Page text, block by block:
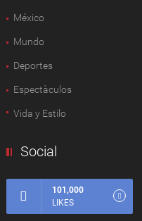
México
Mundo
Deportes
Espectàculos
Vida y Estilo
Social
101,000
LIKES